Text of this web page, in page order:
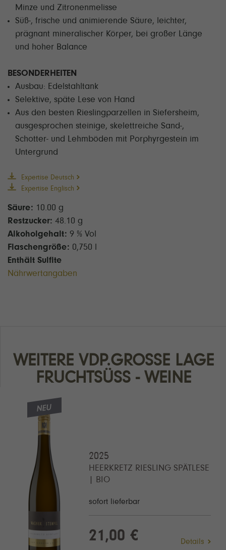
Minze und Zitronenmelisse
Süß-, frische und animierende Säure, leichter,
prägnant mineralischer Körper, bei großer Länge
und hoher Balance
BESONDERHEITEN
Ausbau: Edelstahltank
Selektive, späte Lese von Hand
Aus den besten Rieslingparzellen in Siefersheim,
ausgesprochen steinige, skelettreiche Sand-,
Schotter- und Lehmböden mit Porphyrgestein im
Untergrund
Expertise Deutsch
Expertise Englisch
Säure: 10.00 g
Restzucker: 48.10 g
Alkoholgehalt: 9 % Vol
Flaschengröße: 0,750 l
Enthält Sulfite
Nährwertangaben
WEITERE VDP.GROSSE LAGE
FRUCHTSÜSS
NEU
2025
HEERKRETZ RIESLING SPÄTLESE
| BIO
sofort lieferbar
21,00 € Details